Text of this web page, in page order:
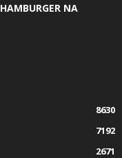
NA
8630
7192
2671